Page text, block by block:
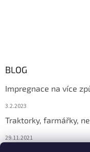
BLOG
Impregnace na více
3.2.2023
Traktorky, farmářky,
29.11.2021